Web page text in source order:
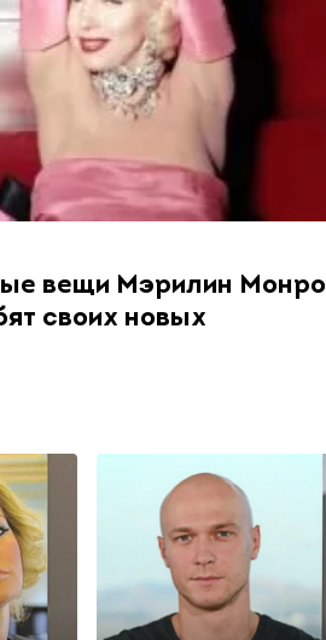
вещи Мэрилин
своих новых